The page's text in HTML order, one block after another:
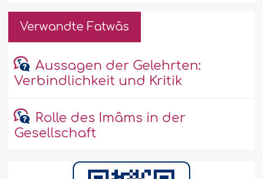
Verwandte Fatwâs
Aussagen der Gelehrten:
Verbindlichkeit und Kritik
Rolle des Imâms in der
Gesellschaft